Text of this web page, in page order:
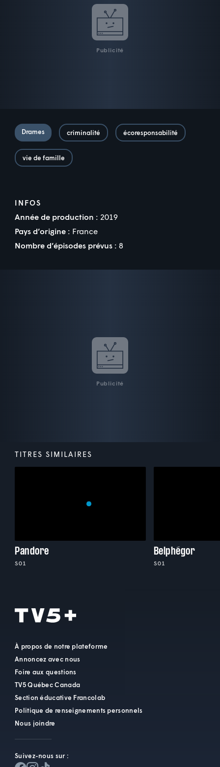
Publicité
Drames criminalité écoresponsabilité
vie de famille
INFOS
Année de production : 2019
Pays d’origine : France
Nombre d’épisodes prévus : 8
Publicité
TITRES SIMILAIRES
Pandore
S01
Belphégor
S01
À propos de notre plateforme
Annoncez avec nous
Foire aux questions
TV5 Québec Canada
Section éducative Francolab
Politique de renseignements personnels
Nous joindre
Suivez-nous sur :